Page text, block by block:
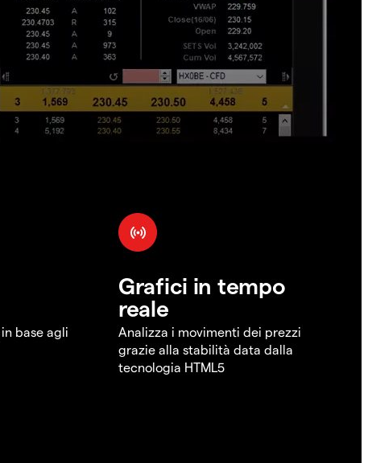
base agli
Grafici in tempo
reale
Analizza i movimenti dei prezzi
grazie alla stabilità data dalla
tecnologia HTML5